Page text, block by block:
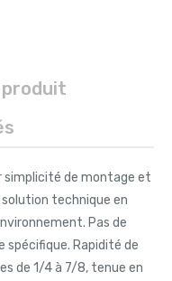
simplicité de montage et
technique en
Pas de
spécifique. Rapidité de
de 1/4 à 7/8, tenue en